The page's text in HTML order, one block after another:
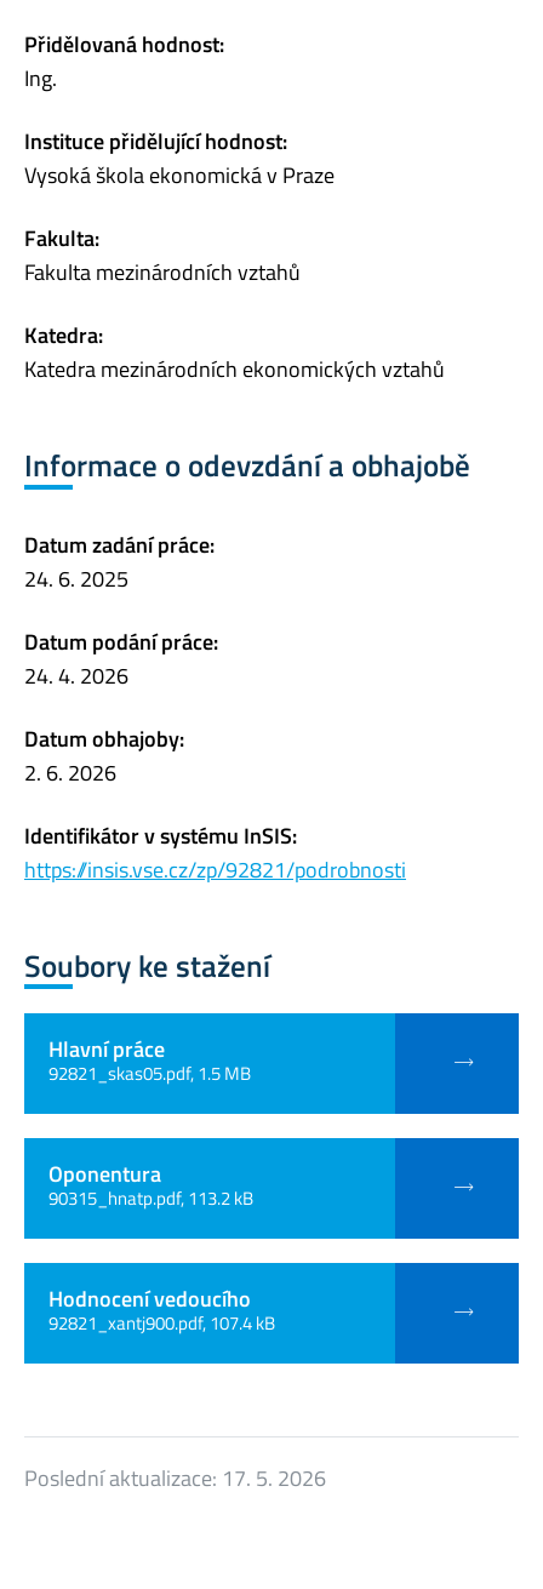
Přidělovaná hodnost:
Ing.
Instituce přidělující hodnost:
Vysoká škola ekonomická v Praze
Fakulta:
Fakulta mezinárodních vztahů
Katedra:
Katedra mezinárodních ekonomických vztahů
Informace o odevzdání a obhajobě
Datum zadání práce:
24. 6. 2025
Datum podání práce:
24. 4. 2026
Datum obhajoby:
2. 6. 2026
Identifikátor v systému InSIS:
https://insis.vse.cz/zp/92821/podrobnosti
Soubory ke stažení
Hlavní práce
92821_skas05.pdf, 1.5 MB
Oponentura
90315_hnatp.pdf, 113.2 kB
Hodnocení vedoucího
92821_xantj900.pdf, 107.4 kB
Poslední aktualizace: 17. 5. 2026